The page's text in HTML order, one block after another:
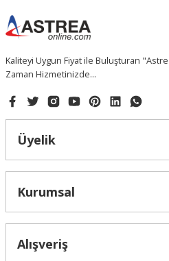
Kaliteyi Uygun Fiyat ile Buluşturan
Zaman Hizmetinizde...
Üyelik
Kurumsal
Alışveriş